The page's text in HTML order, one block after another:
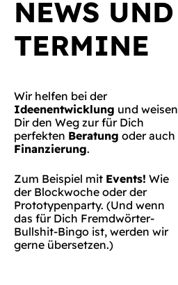
NEWS UND
TERMINE
Wir helfen bei der
Ideenentwicklung und weisen
Dir den Weg zur für Dich
perfekten Beratung oder auch
Finanzierung.
Zum Beispiel mit Events! Wie
der Blockwoche oder der
Prototypenparty. (Und wenn
das für Dich Fremdwörter-
Bullshit-Bingo ist, werden wir
gerne übersetzen.)